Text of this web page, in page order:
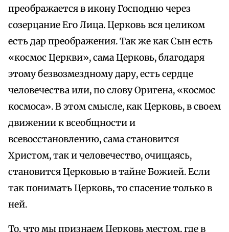
преображается в икону Господню через
созерцание Его Лица. Церковь вся целиком
есть дар преображения. Так же как Сын есть
«космос Церкви», сама Церковь, благодаря
этому безвозмездному дару, есть сердце
человечества или, по слову Оригена, «космос
космоса». В этом смысле, как Церковь, в своем
движении к всеобщности и
всевосстановлению, сама становится
Христом, так и человечество, очищаясь,
становится Церковью в тайне Божией. Если
так понимать Церковь, то спасение только в
ней.
То, что мы признаем Церковь местом, где в